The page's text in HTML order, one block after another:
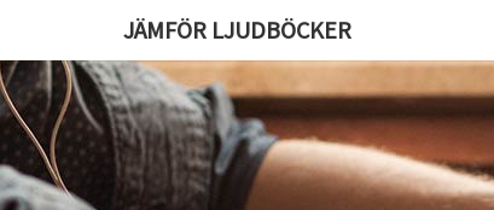
JÄMFÖR LJUDBÖCKER